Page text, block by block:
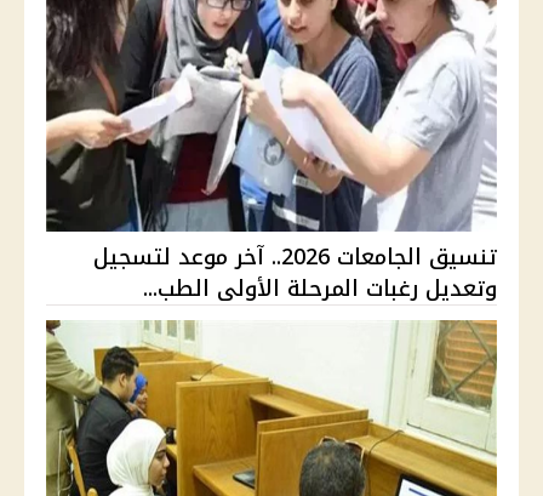
تنسيق الجامعات 2026.. آخر موعد لتسجيل
وتعديل رغبات المرحلة الأولى الطب...